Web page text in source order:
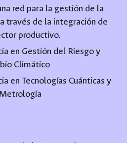
red para la gestión de la
través de la integración de
productivo.
en Gestión del Riesgo y
Climático
en Tecnologías Cuánticas y